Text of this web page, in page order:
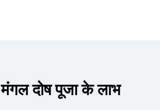
मंगल दोष पूजा के लाभ